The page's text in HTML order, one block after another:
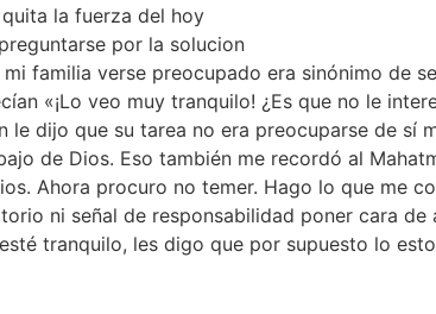
la fuerza del hoy
por la solucion
mi familia verse preocupado era sinónimo de
«¡Lo veo muy tranquilo! ¿Es que no le
le dijo que su tarea no era preocuparse de sí
de Dios. Eso también me recordó al
Ahora procuro no temer. Hago lo que me
ni señal de responsabilidad poner cara
tranquilo, les digo que por supuesto lo